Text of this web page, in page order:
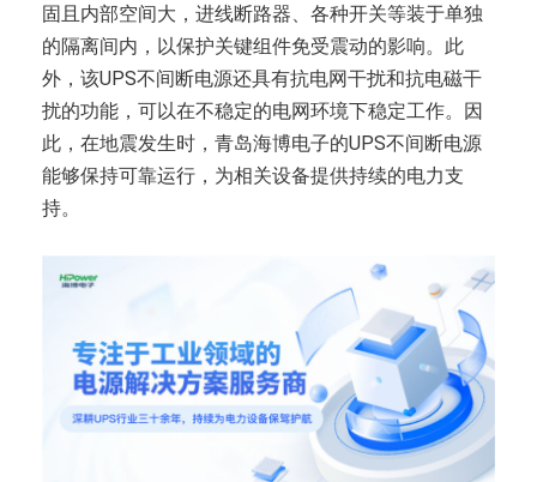
固且内部空间大，进线断路器、各种开关等装于单独
的隔离间内，以保护关键组件免受震动的影响。此
外，该UPS不间断电源还具有抗电网干扰和抗电磁干
扰的功能，可以在不稳定的电网环境下稳定工作。因
此，在地震发生时，青岛海博电子的UPS不间断电源
能够保持可靠运行，为相关设备提供持续的电力支
持。